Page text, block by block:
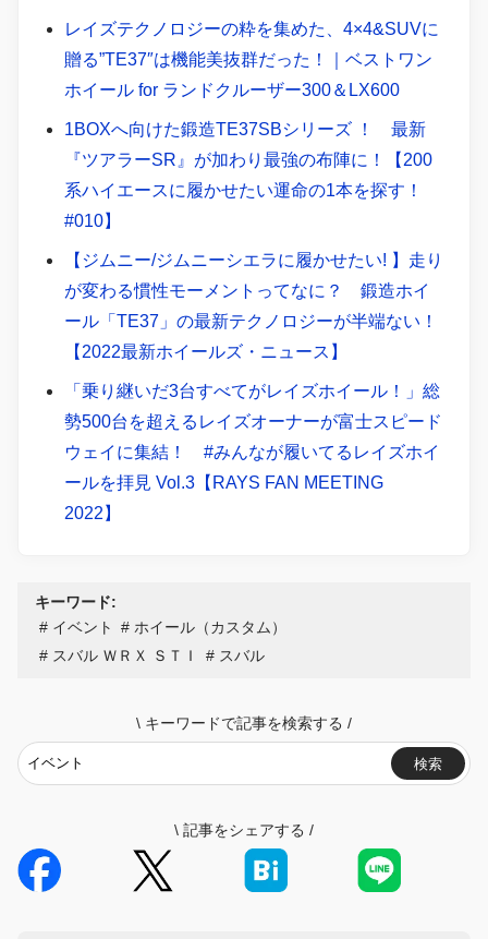
レイズテクノロジーの粋を集めた、4×4&SUVに
贈る”TE37″は機能美抜群だった！｜ベストワン
ホイール for ランドクルーザー300＆LX600
1BOXへ向けた鍛造TE37SBシリーズ ！ 最新
『ツアラーSR』が加わり最強の布陣に！【200
系ハイエースに履かせたい運命の1本を探す！
#010】
【ジムニー/ジムニーシエラに履かせたい! 】走り
が変わる慣性モーメントってなに？ 鍛造ホイ
ール「TE37」の最新テクノロジーが半端ない！
【2022最新ホイールズ・ニュース】
「乗り継いだ3台すべてがレイズホイール！」総
勢500台を超えるレイズオーナーが富士スピード
ウェイに集結！ #みんなが履いてるレイズホイ
ールを拝見 Vol.3【RAYS FAN MEETING
2022】
キーワード:
イベント
ホイール（カスタム）
スバル ＷＲＸ ＳＴＩ
スバル
\ キーワードで記事を検索する /
検索
\ 記事をシェアする /